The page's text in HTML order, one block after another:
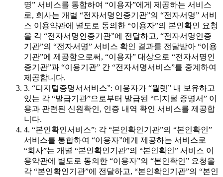
명” 서비스를 통합하여 “이용자”에게 제공하는 서비스
로, 회사는 개별 “전자서명인증기관”의 “전자서명” 서비
스 이용약관에 별도로 동의한 “이용자”의 본인확인 요청
을 각 “전자서명인증기관”에 전달하고, “전자서명인증
기관”의 “전자서명” 서비스 확인 결과를 전달받아 “이용
기관”에 제공함으로써, “이용자” 대상으로 “전자서명인
증기관”과 “이용기관” 간 “전자서명서비스”를 중계하여
제공합니다.
3. “디지털증명서서비스”: 이용자가 “월렛” 내 보유하고
있는 각 “발급기관”으로부터 발급된 “디지털 증명서” 이
용과 관련된 신원확인, 인증 내역 확인 서비스를 제공합
니다.
4. “본인확인서비스”: 각 “본인확인기관”의 “본인확인”
서비스를 통합하여 “이용자”에게 제공하는 서비스로
“회사”는 개별 “본인확인기관”의 “본인확인” 서비스 이
용약관에 별도로 동의한 “이용자”의 “본인확인” 요청을
각 “본인확인기관”에 전달하고, “본인확인기관”의 “본인